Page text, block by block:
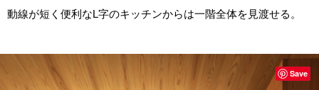
動線が短く便利なL字のキッチンからは一階全体を見渡せる。
Save